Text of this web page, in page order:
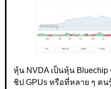
หุ้น NVDA เป็นหุ้น
ชิป GPUs หรือที่หลาย ๆ ค